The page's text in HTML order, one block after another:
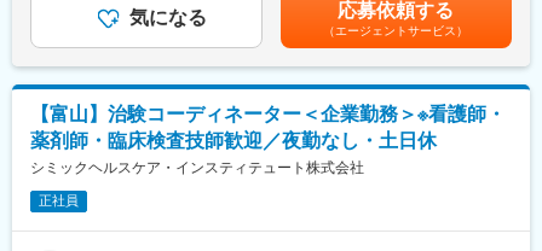
■会社・求人の魅力：
・医療関連施設への医療機器や医療消耗品の商品卸売を中心に、
地域の医療現場を支える会社です。
・命を扱う現場を支える一員である責任感があり、社会への貢献
も感じられる仕事です。
・社内は雰囲気も明るく、活気のある職場です。
変更の範囲：会社の定める業務
や環境整備支援、事務業務などを担当していただきます。治験開
始の準備・開始・終了までのプロセスを推進頂きます。
■具体的には…：
・社内や社外の関係者との交渉・相談
・院内スタッフとの調整支援
・治験実施の可能性を確認するための調査
・治験に関する事務的業務の全体支援
気になる 応募依頼する
（エージェントサービス）
【富山】治験コーディネーター＜企業勤務＞※看護師・
薬剤師・臨床検査技師歓迎／夜勤なし・土日休
シミックヘルスケア・インスティテュート株式会社
正社員